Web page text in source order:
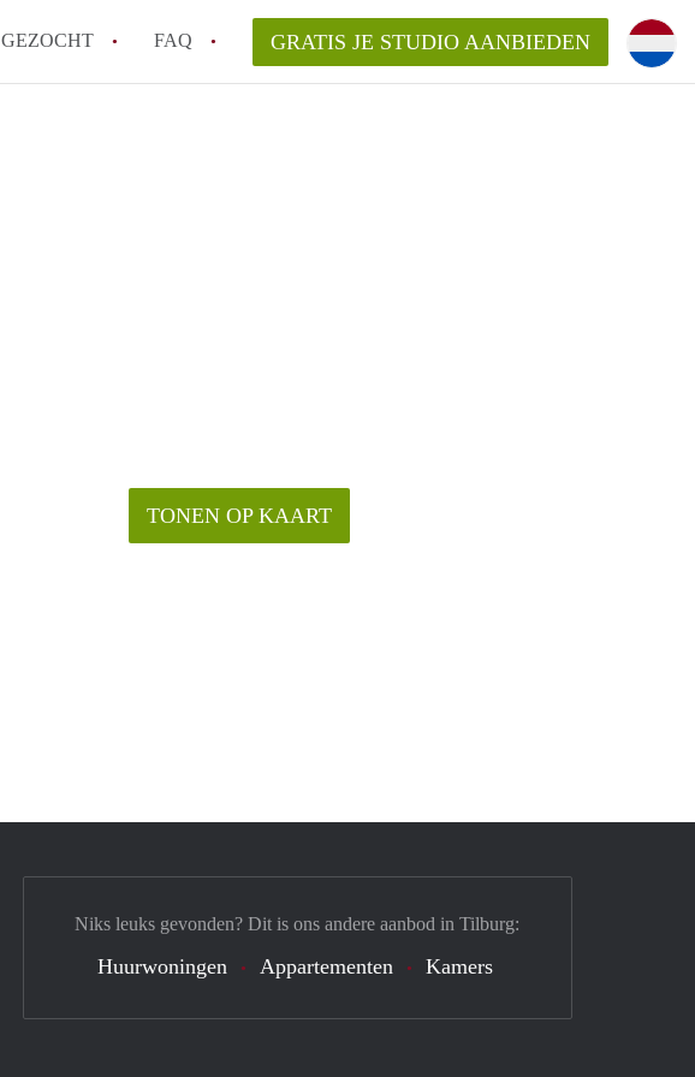
GEZOCHT FAQ GRATIS JE STUDIO AANBIEDEN
TONEN OP KAART
Niks leuks gevonden? Dit is ons andere aanbod in Tilburg:
Huurwoningen Appartementen Kamers